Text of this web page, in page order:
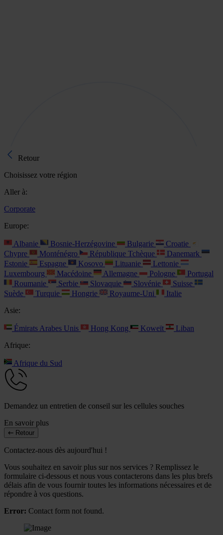
Retour
Choisissez votre région
Aller à:
Corporate
Europe:
Albanie Bosnie-Herzégovine Bulgarie
Croatie
Chypre
Monténégro République Tchèque
Danemark
Estonie
Espagne Kosovo Lituanie
Lettonie
Luxembourg
Macédoine Allemagne Pologne
Portugal
Roumanie
Serbie Slovaquie Slovénie
Suisse
Suède
Turquie Hongrie Royaume-Uni
Italie
Asie:
Émirats Arabes Unis Hong Kong Koweït
Liban
Afrique:
Afrique du Sud
Demandez un entretien de conseil sur les cellules souches
En savoir plus
Retour
Contactez-nous dès aujourd'hui !
Vous souhaitez en savoir plus sur nos services ? Remplissez le
formulaire ci-dessous et nous vous contacterons dans les plus brefs
délais afin de vous fournir toutes les informations nécessaires et de
répondre à vos questions.
Error: Contact form not found.